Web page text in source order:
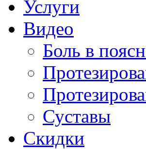
Услуги
Видео
Боль в
Суставы
Скидки